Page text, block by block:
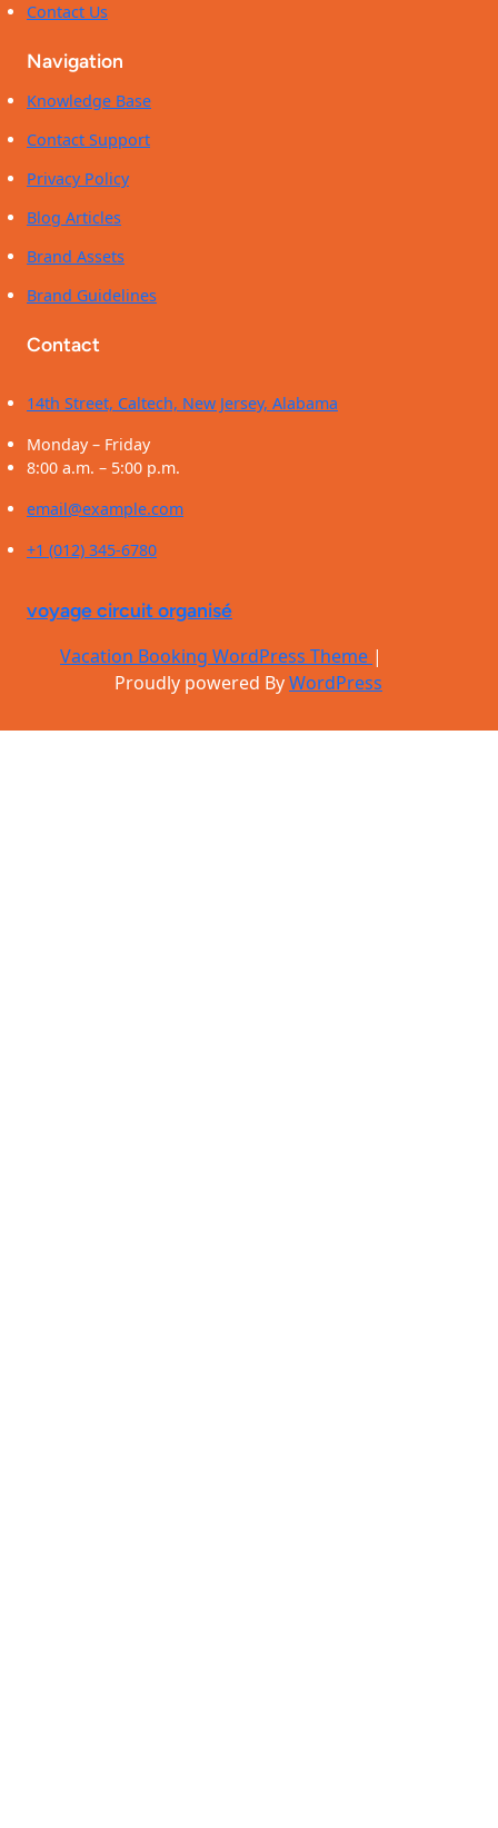
Contact Us
Navigation
Knowledge Base
Contact Support
Privacy Policy
Blog Articles
Brand Assets
Brand Guidelines
Contact
14th Street, Caltech, New Jersey, Alabama
Monday – Friday
8:00 a.m. – 5:00 p.m.
email@example.com
+1 (012) 345-6780
voyage circuit organisé
Vacation Booking WordPress Theme |
Proudly powered ByWordPress